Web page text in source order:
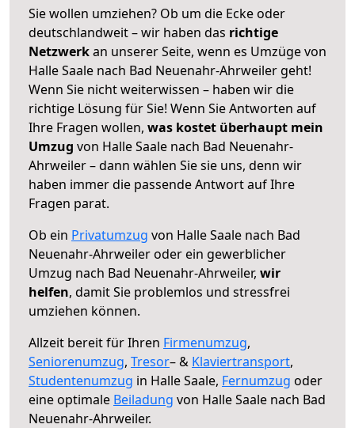
Sie wollen umziehen? Ob um die Ecke oder
deutschlandweit – wir haben das richtige
Netzwerkan unserer Seite, wenn es Umzüge von
Halle Saale nach Bad Neuenahr-Ahrweiler geht!
Wenn Sie nicht weiterwissen – haben wir die
richtige Lösung für Sie! Wenn Sie Antworten auf
Ihre Fragen wollen, was kostet überhaupt mein
Umzug von Halle Saale nach Bad Neuenahr-
Ahrweiler – dann wählen Sie sie uns, denn wir
haben immer die passende Antwort auf Ihre
Fragen parat.
Ob ein Privatumzug von Halle Saale nach Bad
Neuenahr-Ahrweiler oder ein gewerblicher
Umzug nach Bad Neuenahr-Ahrweiler, wir
helfen, damit Sie problemlos und stressfrei
umziehen können.
Allzeit bereit für Ihren Firmenumzug,
Seniorenumzug, Tresor– & Klaviertransport,
Studentenumzug in Halle Saale, Fernumzug oder
eine optimale Beiladung von Halle Saale nach Bad
Neuenahr-Ahrweiler.